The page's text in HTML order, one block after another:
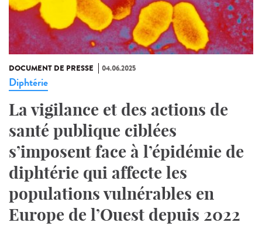
DOCUMENT DE PRESSE 04.06.2025
Diphtérie
La vigilance et des actions de
santé publique ciblées
s’imposent face à l’épidémie de
diphtérie qui affecte les
populations vulnérables en
Europe de l’Ouest depuis 2022